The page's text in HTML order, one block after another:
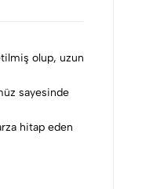
olup, uzun
sayesinde
hitap eden